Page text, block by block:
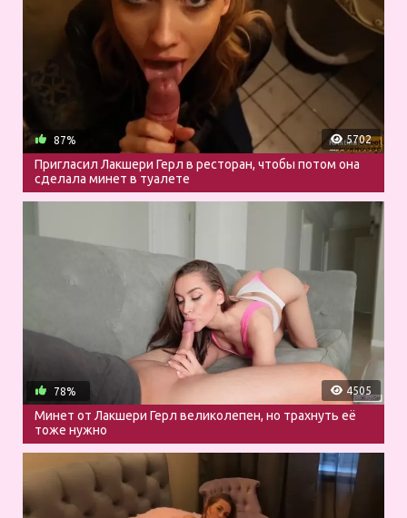
5702
87%
Пригласил Лакшери Герл в ресторан, чтобы потом она
сделала минет в туалете
4505
78%
Минет от Лакшери Герл великолепен, но трахнуть её
тоже нужно